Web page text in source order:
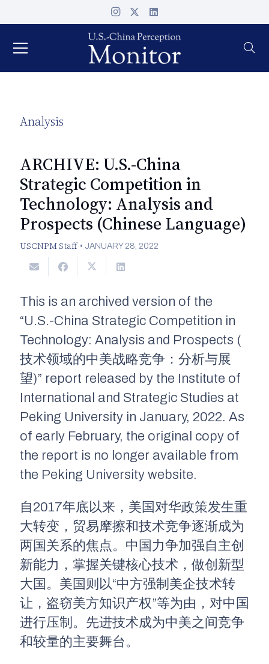
Analysis
ARCHIVE: U.S.-China
Strategic Competition in
Technology: Analysis and
Prospects (Chinese Language)
USCNPM Staff • JANUARY 28, 2022
This is an archived version of the
“U.S.-China Strategic Competition in
Technology: Analysis and Prospects (
技术领域的中美战略竞争：分析与展
望)” report released by the Institute of
International and Strategic Studies at
Peking University in January, 2022. As
of early February, the original copy of
the report is no longer available from
the Peking University website.
自2017年底以来，美国对华政策发生重
大转变，贸易摩擦和技术竞争逐渐成为
两国关系的焦点。中国力争加强自主创
新能力，掌握关键核心技术，做创新型
大国。美国则以“中方强制美企技术转
让，盗窃美方知识产权”等为由，对中国
进行压制。先进技术成为中美之间竞争
和较量的主要舞台。